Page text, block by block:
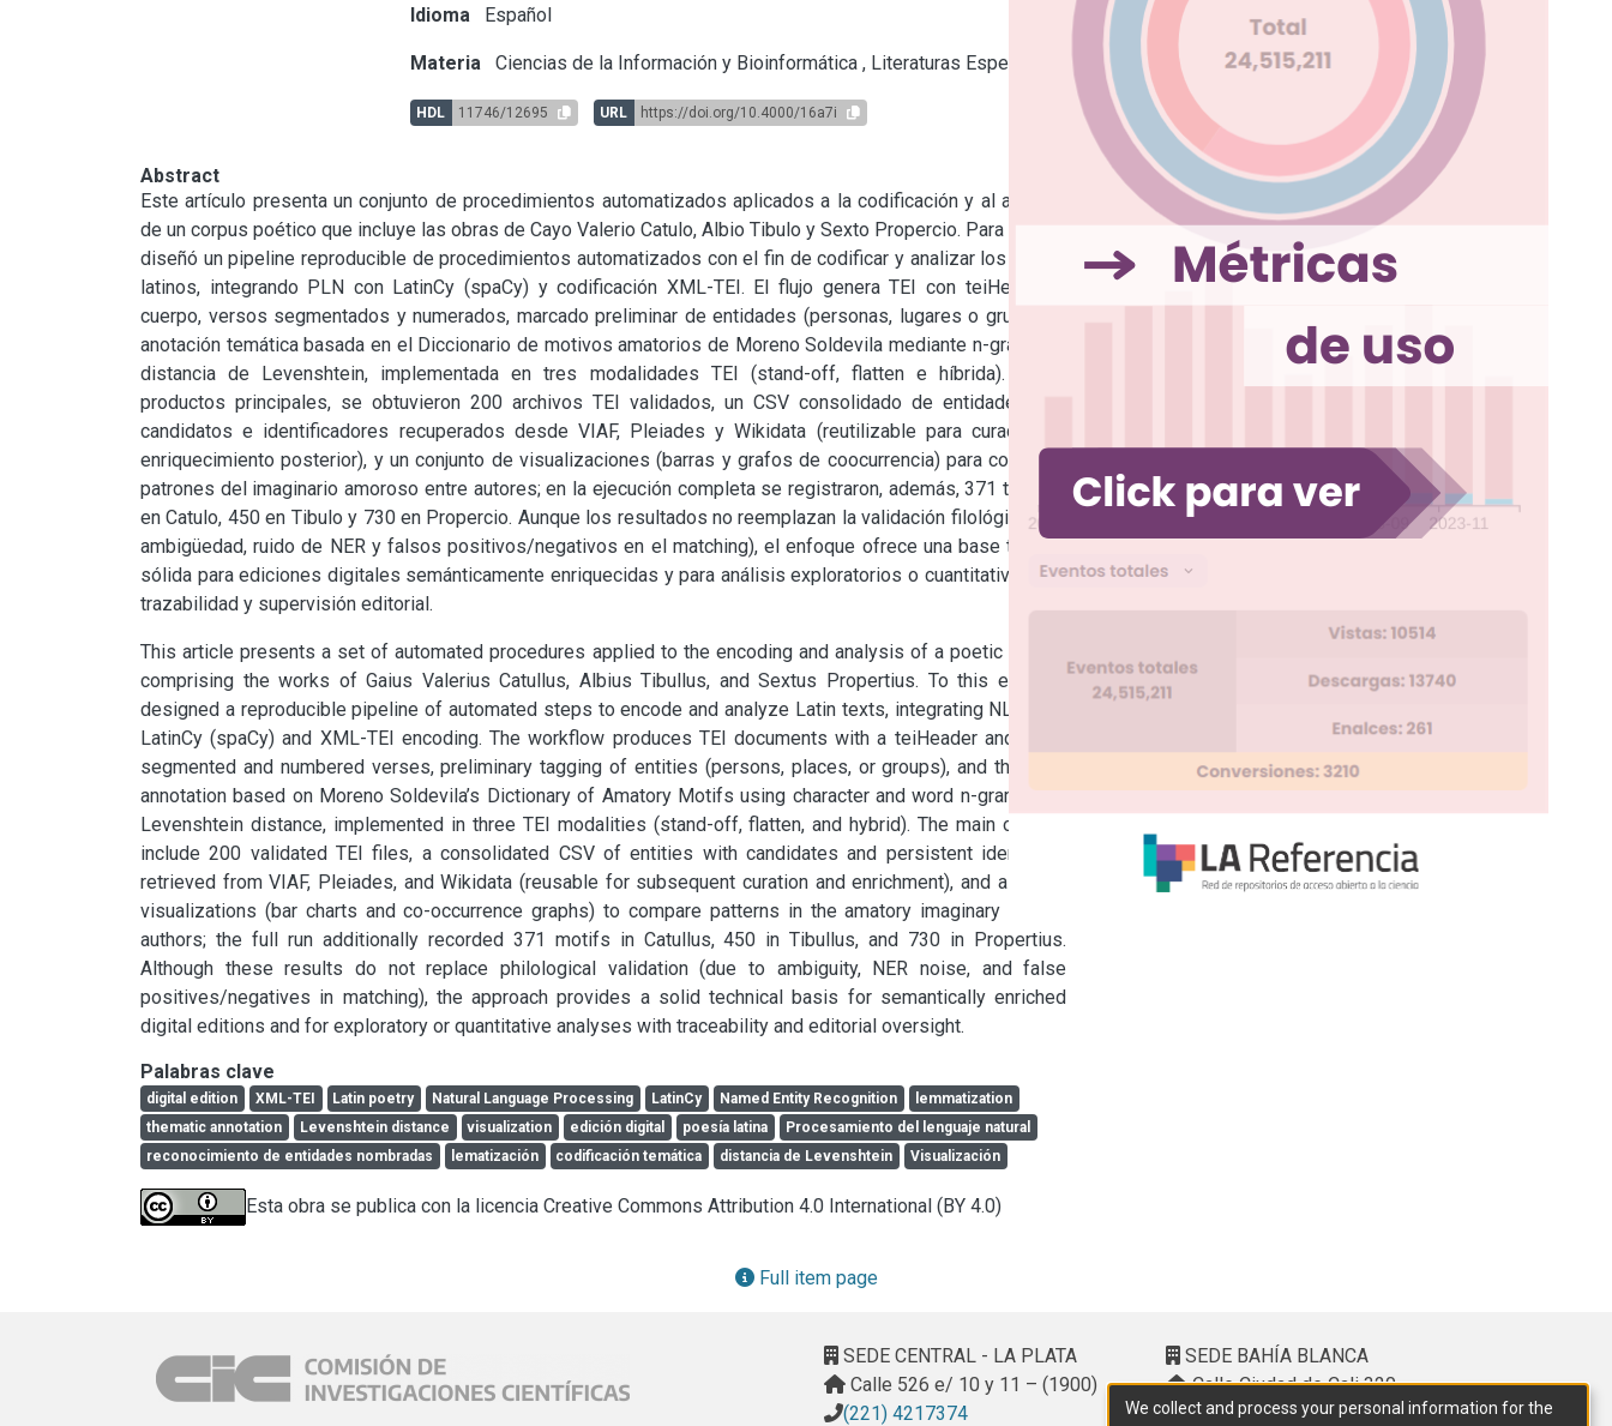
Idioma Español
Materia Ciencias de la Información y Bioinformática, Literaturas Específicas
HDL 11746/12695 URL https://doi.org/10.4000/16a7i
Abstract
Este artículo presenta un conjunto de procedimientos automatizados aplicados a la codificación y al análisis
de un corpus poético que incluye las obras de Cayo Valerio Catulo, Albio Tibulo y Sexto Propercio. Para ello se
diseñó un pipeline reproducible de procedimientos automatizados con el fin de codificar y analizar los textos
latinos, integrando PLN con LatinCy (spaCy) y codificación XML-TEI. El flujo genera TEI con teiHeader y
cuerpo, versos segmentados y numerados, marcado preliminar de entidades (personas, lugares o grupos) y
anotación temática basada en el Diccionario de motivos amatorios de Moreno Soldevila mediante n-gramas y
distancia de Levenshtein, implementada en tres modalidades TEI (stand-off, flatten e híbrida). Como
productos principales, se obtuvieron 200 archivos TEI validados, un CSV consolidado de entidades con
candidatos e identificadores recuperados desde VIAF, Pleiades y Wikidata (reutilizable para curaduría y
enriquecimiento posterior), y un conjunto de visualizaciones (barras y grafos de coocurrencia) para comparar
patrones del imaginario amoroso entre autores; en la ejecución completa se registraron, además, 371 tópicos
en Catulo, 450 en Tibulo y 730 en Propercio. Aunque los resultados no reemplazan la validación filológica (por
ambigüedad, ruido de NER y falsos positivos/negativos en el matching), el enfoque ofrece una base técnica
sólida para ediciones digitales semánticamente enriquecidas y para análisis exploratorios o cuantitativos con
trazabilidad y supervisión editorial.
This article presents a set of automated procedures applied to the encoding and analysis of a poetic corpus
comprising the works of Gaius Valerius Catullus, Albius Tibullus, and Sextus Propertius. To this end, we
designed a reproducible pipeline of automated steps to encode and analyze Latin texts, integrating NLP with
LatinCy (spaCy) and XML-TEI encoding. The workflow produces TEI documents with a teiHeader and body,
segmented and numbered verses, preliminary tagging of entities (persons, places, or groups), and thematic
annotation based on Moreno Soldevila’s Dictionary of Amatory Motifs using character and word n-grams and
Levenshtein distance, implemented in three TEI modalities (stand-off, flatten, and hybrid). The main outputs
include 200 validated TEI files, a consolidated CSV of entities with candidates and persistent identifiers
retrieved from VIAF, Pleiades, and Wikidata (reusable for subsequent curation and enrichment), and a set of
visualizations (bar charts and co-occurrence graphs) to compare patterns in the amatory imaginary across
authors; the full run additionally recorded 371 motifs in Catullus, 450 in Tibullus, and 730 in Propertius.
Although these results do not replace philological validation (due to ambiguity, NER noise, and false
positives/negatives in matching), the approach provides a solid technical basis for semantically enriched
digital editions and for exploratory or quantitative analyses with traceability and editorial oversight.
Palabras clave
digital edition XML-TEI Latin poetry Natural Language Processing LatinCy Named Entity Recognition
lemmatization
thematic annotation
Levenshtein distance visualization edición digital poesía latina
Procesamiento del lenguaje natural
reconocimiento de entidades nombradas
lematización codificación temática distancia de Levenshtein Visualización
Esta obra se publica con la licencia Creative Commons Attribution 4.0 International (BY 4.0)
Full item page
SEDE CENTRAL - LA PLATA
Calle 526 e/ 10 y 11 – (1900)
(221) 4217374
SEDE BAHÍA BLANCA
Calle Ciudad de Cali 320 –
(8000). Universidad Provincial del
We collect and process your personal information for the